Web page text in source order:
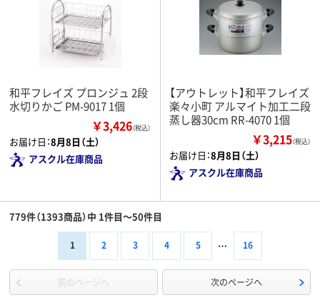
和平フレイズ プロンジュ 2段
水切りかご PM-9017 1個
￥3,426（税込）
お届け日：8月8日（土）
アスクル在庫商品
【アウトレット】和平フレイズ
楽々小町 アルマイト加工二段
蒸し器30cm RR-4070 1個
￥3,215（税込）
お届け日：8月8日（土）
アスクル在庫商品
779件（1393商品）中 1件目～50件目
1 2 3 4 5 16
前のページへ 次のページへ